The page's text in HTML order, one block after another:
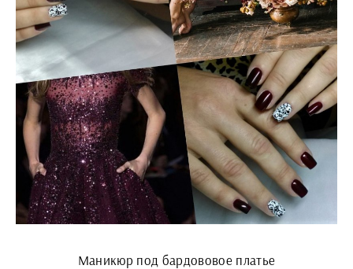
Маникюр под бардововое платье